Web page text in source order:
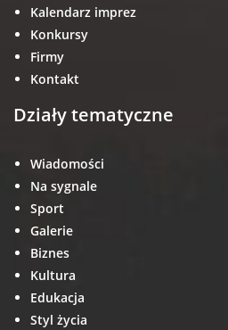
Kalendarz imprez
Konkursy
Firmy
Kontakt
Działy tematyczne
Wiadomości
Na sygnale
Sport
Galerie
Biznes
Kultura
Edukacja
Styl życia